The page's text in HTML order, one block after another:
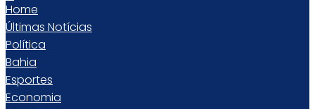
Home
Últimas Notícias
Política
Bahia
Esportes
Economia